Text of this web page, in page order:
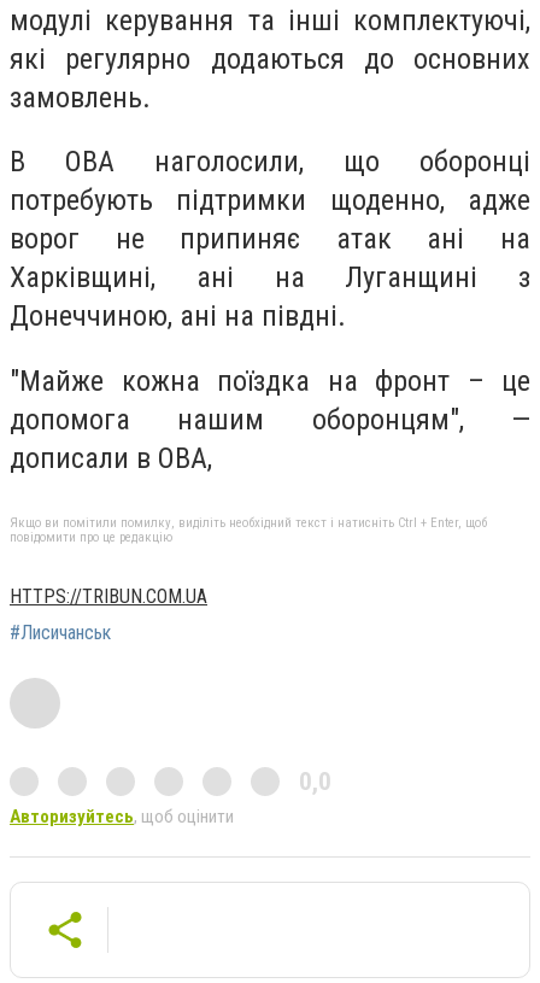
модулі керування та інші комплектуючі,
які регулярно додаються до основних
замовлень.
В ОВА наголосили, що оборонці
потребують підтримки щоденно, адже
ворог не припиняє атак ані на
Харківщині, ані на Луганщині з
Донеччиною, ані на півдні.
"Майже кожна поїздка на фронт – це
допомога нашим оборонцям", —
дописали в ОВА,
Якщо ви помітили помилку, виділіть необхідний текст і натисніть Ctrl + Enter, щоб
повідомити про це редакцію
HTTPS://TRIBUN.COM.UA
#Лисичанськ
0,0
Авторизуйтесь, щоб оцінити